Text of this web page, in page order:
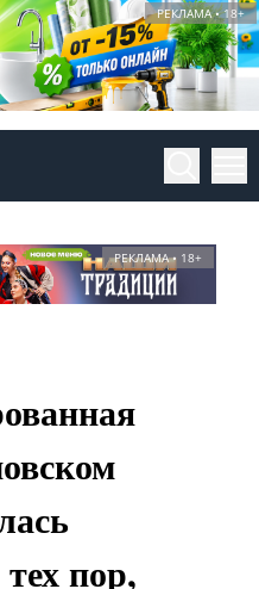
РЕКЛАМА • 18+
РЕКЛАМА • 18+
пор,